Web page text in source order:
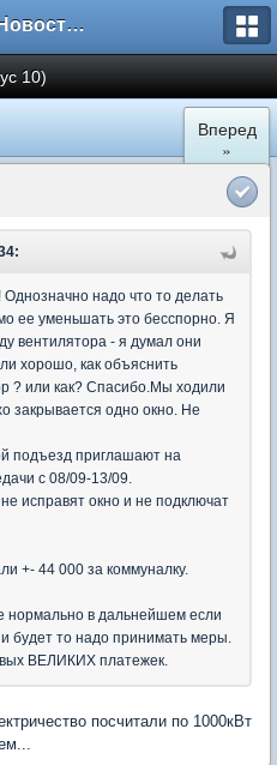
Форум Новостройки
10)
Вперед
»
надо что то делать
ее уменьшать это бесспорно. Я
вентилятора - я думал они
хорошо, как объяснить
? или как? Спасибо.Мы ходили
закрывается одно окно. Не
подъезд приглашают на
с 08/09-13/09.
исправят окно и не подключат
+- 44 000 за коммуналку.
нормально в дальнейшем если
и будет то надо принимать меры.
ВЕЛИКИХ платежек.
посчитали по 1000кВт